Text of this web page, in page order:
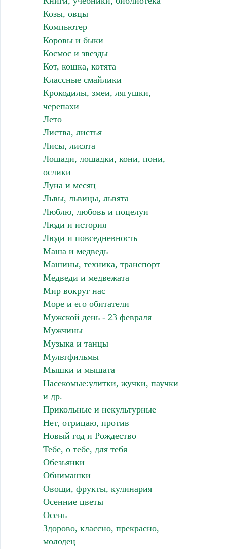
Козы, овцы
Компьютер
Коровы и быки
Космос и звезды
Кот, кошка, котята
Классные смайлики
Крокодилы, змеи, лягушки,
черепахи
Лето
Листва, листья
Лисы, лисята
Лошади, лошадки, кони, пони,
ослики
Луна и месяц
Львы, львицы, львята
Люблю, любовь и поцелуи
Люди и история
Люди и повседневность
Маша и медведь
Машины, техника, транспорт
Медведи и медвежата
Мир вокруг нас
Море и его обитатели
Мужской день - 23 февраля
Мужчины
Музыка и танцы
Мультфильмы
Мышки и мышата
Насекомые:улитки, жучки, паучки
и др.
Прикольные и некультурные
Нет, отрицаю, против
Новый год и Рождество
Тебе, о тебе, для тебя
Обезьянки
Обнимашки
Овощи, фрукты, кулинария
Осенние цветы
Осень
Здорово, классно, прекрасно,
молодец